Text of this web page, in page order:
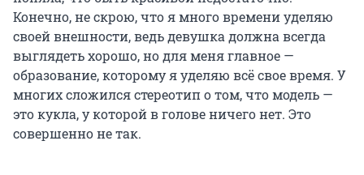
Конечно, не скрою, что я много времени уделяю
своей внешности, ведь девушка должна всегда
выглядеть хорошо, но для меня главное —
образование, которому я уделяю всё свое время. У
многих сложился стереотип о том, что модель —
это кукла, у которой в голове ничего нет. Это
совершенно не так.